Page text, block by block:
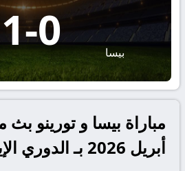
بيسا 0
-
1
أبريل 2026 بـ الدوري الإيطالي